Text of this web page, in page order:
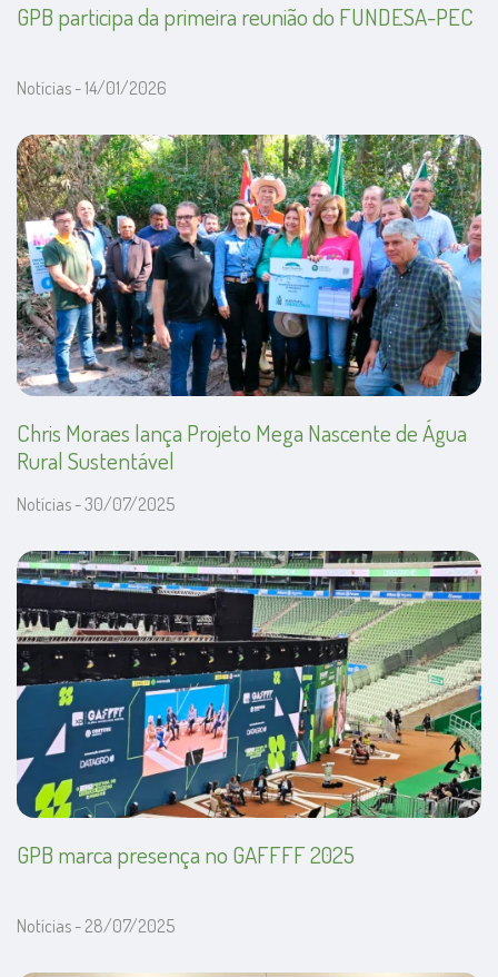
GPB participa da primeira reunião do FUNDESA-PEC
Notícias - 14/01/2026
Chris Moraes lança Projeto Mega Nascente de Água
Rural Sustentável
Notícias - 30/07/2025
GPB marca presença no GAFFFF 2025
Notícias - 28/07/2025